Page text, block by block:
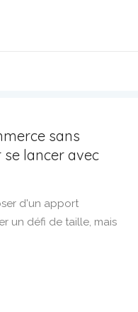
sans
lancer avec
d'un apport
un défi de taille, mais